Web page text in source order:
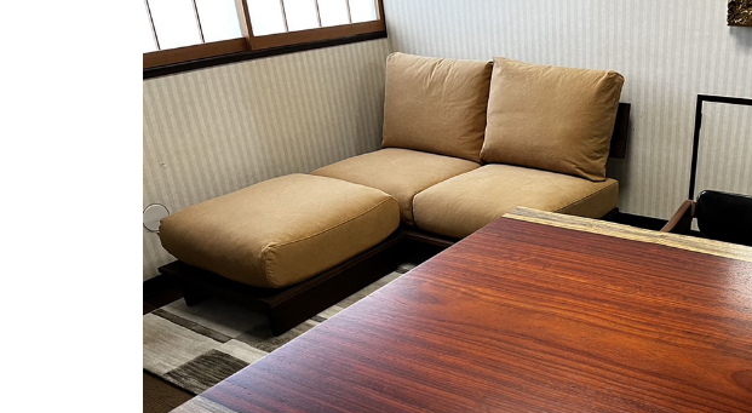
特別なダイニングチェア
一枚板用のテーブル脚
コーディネート集
メンテナンス方法
WEBカタログ